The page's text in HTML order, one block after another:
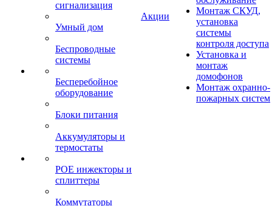
сигнализация
Умный дом
Беспроводные
системы
Бесперебойное
оборудование
Блоки питания
Аккумуляторы и
термостаты
POE инжекторы и
сплиттеры
Коммутаторы
Акции
Монтаж СКУД,
установка
системы
контроля доступа
Установка и
монтаж
домофонов
Монтаж охранно-
пожарных систем